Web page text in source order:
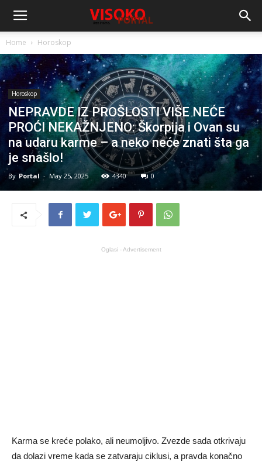
Home Horoskop
Horoskop
NEPRAVDE IZ PROŠLOSTI VIŠE NEĆE
PROĆI NEKAŽNJENO: Škorpija i Ovan su
na udaru karme – a neko neće znati šta ga
je snašlo!
By Portal - May 25, 2025 4340 0
Oglasi - Advertisement
Karma se kreće polako, ali neumoljivo. Zvezde sada otkrivaju
da dolazi vreme kada se zatvaraju ciklusi, a pravda konačno